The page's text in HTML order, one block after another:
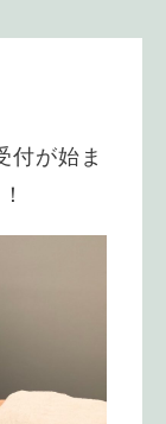
付が始ま